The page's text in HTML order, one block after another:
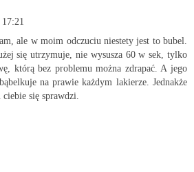
ale w moim odczuciu niestety jest to bubel.
się utrzymuje, nie wysusza 60 w sek, tylko
którą bez problemu można zdrapać. A jego
na prawie każdym lakierze. Jednakże
się sprawdzi.